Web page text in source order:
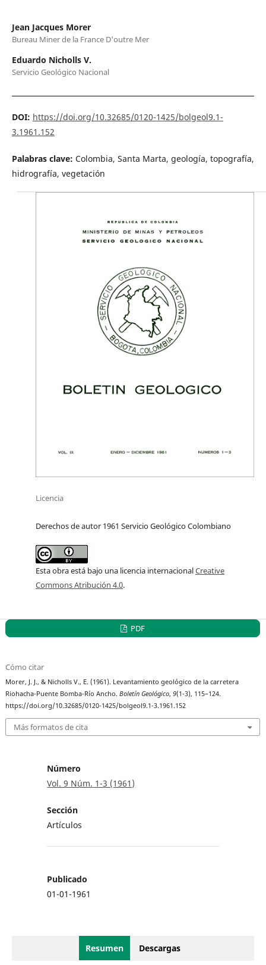
Jean Jacques Morer
Bureau Miner de la France D'outre Mer
Eduardo Nicholls V.
Servicio Geológico Nacional
DOI: https://doi.org/10.32685/0120-1425/bolgeol9.1-
3.1961.152
Palabras clave: Colombia, Santa Marta, geología, topografía,
hidrografía, vegetación
Licencia
Derechos de autor 1961 Servicio Geológico Colombiano
Esta obra está bajo una licencia internacionalCreative
Commons Atribución 4.0.
PDF
Cómo citar
Morer, J. J., & Nicholls V., E. (1961). Levantamiento geológico de la carretera
Riohacha-Puente Bomba-Río Ancho.Boletín Geológico,9(1-3), 115–124.
https://doi.org/10.32685/0120-1425/bolgeol9.1-3.1961.152
Más formatos de cita
Número
Vol. 9 Núm. 1-3 (1961)
Sección
Artículos
Publicado
01-01-1961
Resumen Descargas